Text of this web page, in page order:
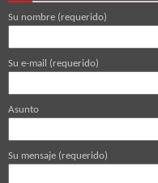
Su nombre (requerido)
Su e-mail (requerido)
Asunto
Su mensaje (requerido)